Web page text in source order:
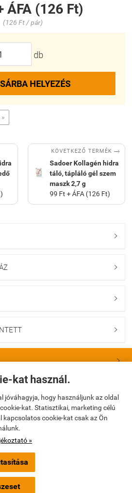
kat használ.
jóváhagyja, hogy használjunk az oldal
kat. Statisztikai, marketing célú
kapcsolatos cookie-kat csak az Ön
»
ÁFA (126 Ft)
(126 Ft / pár)
db
HELYEZÉS
KÖVETKEZŐ TERMÉK 
Sadoer Kollagén hidra
táló, tápláló gél szem
maszk 2,7 g
99 Ft + ÁFA (126 Ft)





készítés